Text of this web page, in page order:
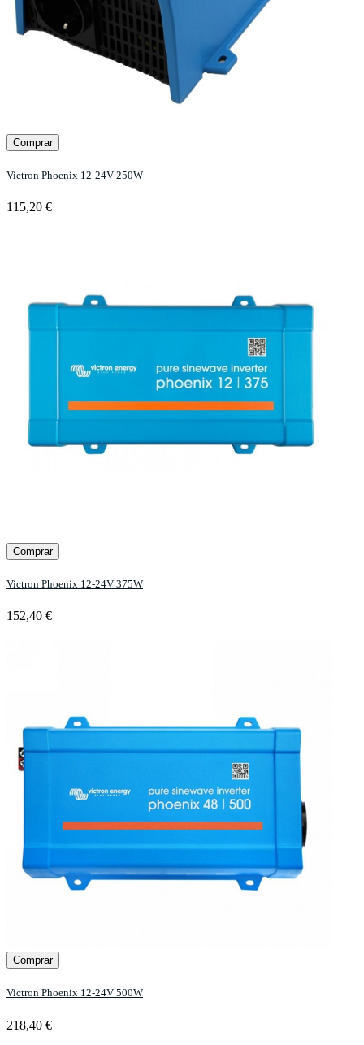
Comprar
Victron Phoenix 12-24V 250W
115,20 €
Comprar
Victron Phoenix 12-24V 375W
152,40 €
Comprar
Victron Phoenix 12-24V 500W
218,40 €